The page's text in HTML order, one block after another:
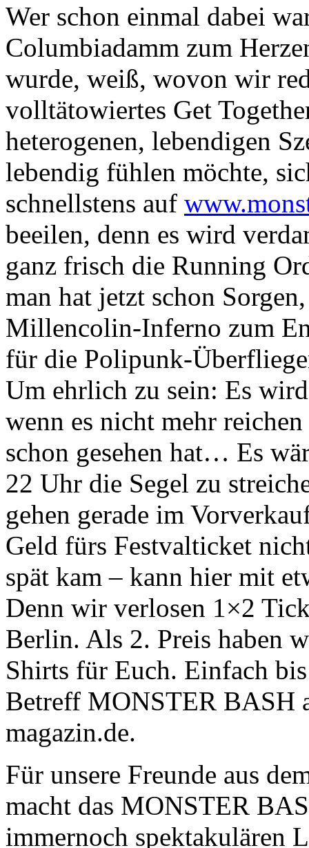
Wer schon einmal dabei
Columbiadamm zum
wurde, weiß, wovon wir
volltätowiertes Get
heterogenen, lebendigen
lebendig fühlen möchte,
schnellstens auf
beeilen, denn es wird
ganz frisch die Running
man hat jetzt schon
Millencolin-Inferno zum
für die Polipunk-
Um ehrlich zu sein: Es
wenn es nicht mehr
schon gesehen hat… Es
22 Uhr die Segel zu
gehen gerade im
Geld fürs Festvalticket
spät kam – kann hier mit
Denn wir verlosen 1×2
Berlin. Als 2. Preis haben
Shirts für Euch. Einfach
Betreff MONSTER BASH
magazin.de.
Für unsere Freunde aus
macht das MONSTER
immernoch spektakulären